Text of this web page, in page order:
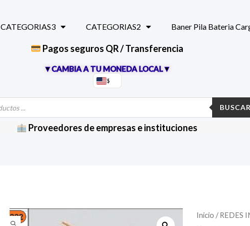
CATEGORIAS3 CATEGORIAS2 Baner Pila Bateria
Pagos seguros QR / Transferencia
▼CAMBIA A TU MONEDA LOCAL▼
$
BUSCAR
Proveedores de empresas e instituciones
Inicio /REDES
Jack